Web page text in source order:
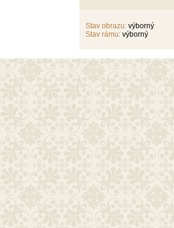
Stav obrazu: výborný
Stav rámu: výborný